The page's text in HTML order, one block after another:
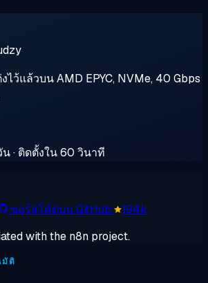
ว้แล้วบน AMD EPYC, NVMe, 40 Gbps
· ติดตั้งใน 60 วินาที
ซอร์สโค้ดบน GitHub
194k
with the n8n project.
มัติ